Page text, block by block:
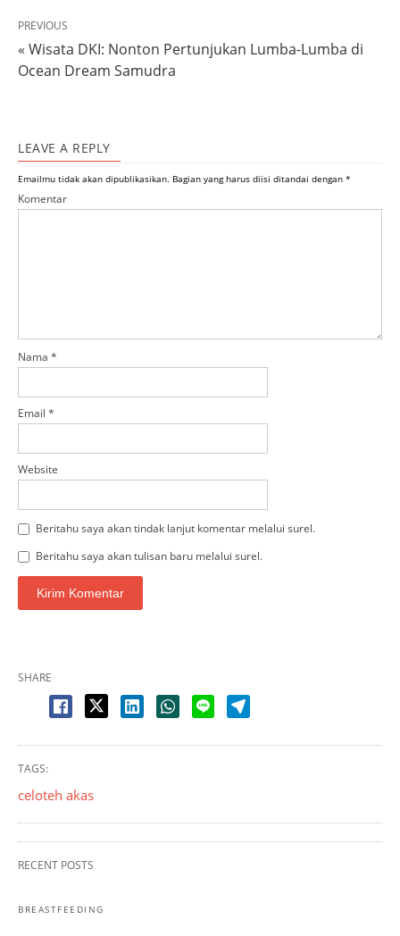
PREVIOUS
« Wisata DKI: Nonton Pertunjukan Lumba-Lumba di
Ocean Dream Samudra
LEAVE A REPLY
Emailmu tidak akan dipublikasikan. Bagian yang harus diisi ditandai dengan *
Komentar
Nama *
Email *
Website
Beritahu saya akan tindak lanjut komentar melalui surel.
Beritahu saya akan tulisan baru melalui surel.
SHARE
TAGS:
celoteh akas
RECENT POSTS
BREASTFEEDING